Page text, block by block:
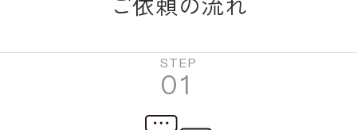
STEP
01